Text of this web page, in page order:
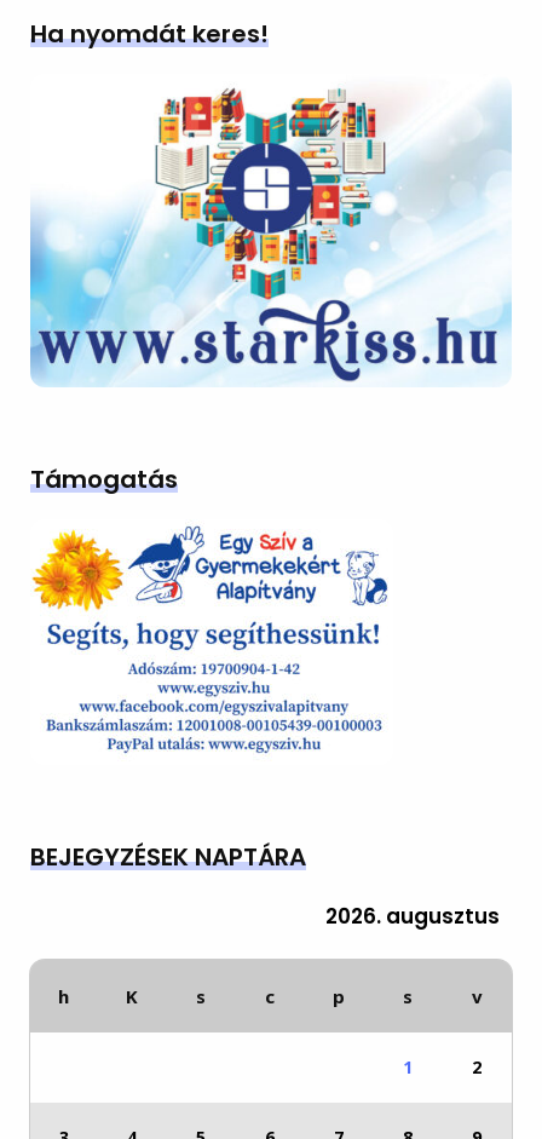
Ha nyomdát keres!
Támogatás
BEJEGYZÉSEK NAPTÁRA
2026. augusztus
h K s c p s v
1 2